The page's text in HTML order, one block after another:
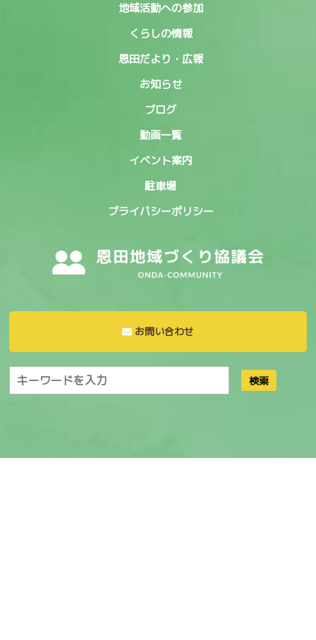
地域活動への参加
くらしの情報
恩田だより・広報
お知らせ
ブログ
動画一覧
イベント案内
駐車場
プライバシーポリシー
お問い合わせ
検索